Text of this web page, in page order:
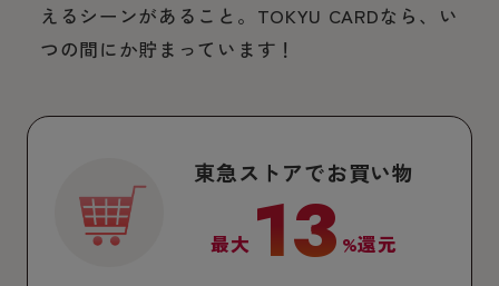
えるシーンがあること。TOKYU CARDなら、い
つの間にか貯まっています！
東急ストアでお買い物
最大 13 %還元